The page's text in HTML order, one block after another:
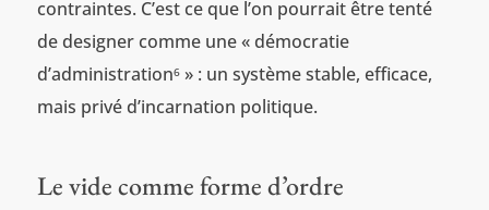
contraintes. C’est ce que l’on pourrait être tenté
de designer comme une « démocratie
d’administration6» : un système stable, efficace,
mais privé d’incarnation politique.
Le vide comme forme d’ordre